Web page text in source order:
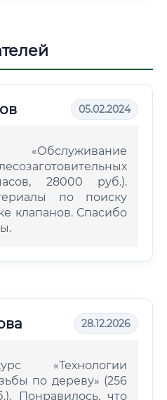
05.02.2024
28000 руб.).
по поиску
клапанов. Спасибо
28.12.2026
«Технологии
по дереву» (256
Понравилось, что